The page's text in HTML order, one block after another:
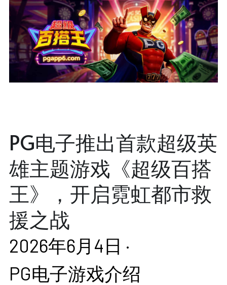
PG电子推出首款超级英
雄主题游戏《超级百搭
王》，开启霓虹都市救
援之战
2026年6月4日 ·
PG电子游戏介绍